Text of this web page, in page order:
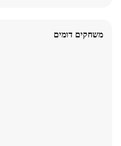
משחקים דומים